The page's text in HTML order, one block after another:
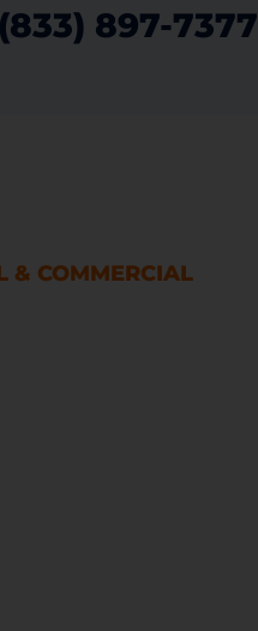
(833) 897-7377
& COMMERCIAL